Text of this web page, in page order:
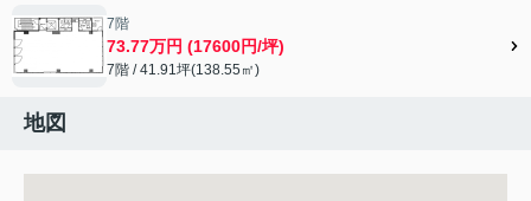
7階
73.77万円 (17600円/坪)
7階 / 41.91坪(138.55㎡)
地図